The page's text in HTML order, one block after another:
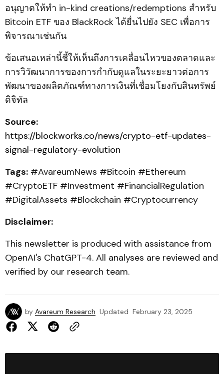
อนุญาตให้ทำ in-kind creations/redemptions สำหรับ
Bitcoin ETF ของ BlackRock ได้ยื่นไปยัง SEC เพื่อการ
พิจารณาเช่นกัน
ข้อเสนอเหล่านี้ชี้ให้เห็นถึงการเคลื่อนไหวของตลาดและ
การวิวัฒนาการของการกำกับดูแลในระยะยาวต่อการ
พัฒนาของผลิตภัณฑ์ทางการเงินที่เชื่อมโยงกับสินทรัพย์
ดิจิทัล
Source:
https://blockworks.co/news/crypto-etf-updates-
signal-regulatory-evolution
Tags: #AvareumNews #Bitcoin #Ethereum
#CryptoETF #Investment #FinancialRegulation
#DigitalAssets #Blockchain #Cryptocurrency
Disclaimer:
This newsletter is produced with assistance from
OpenAI's ChatGPT-4. All analyses are reviewed and
verified by our research team.
by Avareum Research Updated February 23, 2025